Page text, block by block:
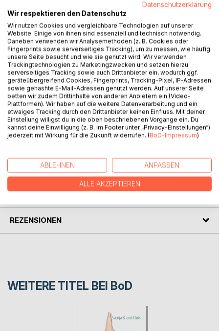
BESCHREIBUNG
Prostitution findet nicht nur in Bordellen und auf dem
Straßenstrich statt. Heute wird ein großer Teil im Internet
„abgewickelt." Viele junge Mädchen wollen sich auf die
Schnelle etwas dazuverdienen und bieten ihre Dienste im
Netz an oder melden sich auf Anzeigen, die von Männern
geschaltet wurden.
In diesem Buch wird die Geschichte von Sandra B. erzählt.
Auch sie wollte sich nur mal etwas dazuverdienen.
Erfahrungen zwischen den Jahren.
AUTOR/IN
PRESSESTIMMEN
REZENSIONEN
WEITERE TITEL BEI BoD
Datenschutzerklärung
Wir respektieren den Datenschutz
Wir nutzen Cookies und vergleichbare Technologien auf unserer
Website. Einige von ihnen sind essenziell und technisch notwendig.
Daneben verwenden wir Analysemethoden (z. B. Cookies oder
Fingerprints sowie serverseitiges Tracking), um zu messen, wie häufig
unsere Seite besucht und wie sie genutzt wird. Wir verwenden
Trackingtechnologien zu Marketingzwecken und setzen hierzu
serverseitiges Tracking sowie auch Drittanbieter ein, wodurch ggf.
geräteübergreifend Cookies, Fingerprints, Tracking-Pixel, IP-Adressen
sowie gehashte E-Mail-Adressen genutzt werden. Auf unserer Seite
betten wir zudem Drittinhalte von anderen Anbietern ein (Video-
Plattformen). Wir haben auf die weitere Datenverarbeitung und ein
etwaiges Tracking durch den Drittanbieter keinen Einfluss. Mit deiner
Einstellung willigst du in die oben beschriebenen Vorgänge ein. Du
kannst deine Einwilligung (z. B. im Footer unter „Privacy-Einstellungen“)
jederzeit mit Wirkung für die Zukunft widerrufen. (BoD-Impressum)
ABLEHNEN ANPASSEN
ALLE AKZEPTIEREN